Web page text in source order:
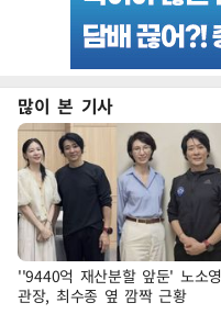
많이 본 기사
''9440억 재산분할 앞둔' 노소영
관장, 최수종 옆 깜짝 근황